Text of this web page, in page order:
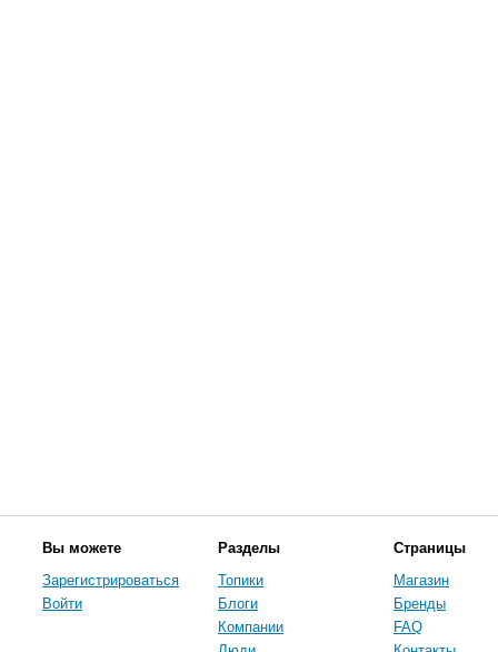
Вы можете
Зарегистрироваться
Войти
Разделы
Топики
Блоги
Компании
Страницы
Магазин
Бренды
FAQ